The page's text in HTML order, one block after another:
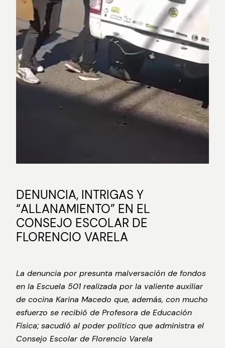
DENUNCIA, INTRIGAS Y
“ALLANAMIENTO” EN EL
CONSEJO ESCOLAR DE
FLORENCIO VARELA
La denuncia por presunta malversación de fondos
en la Escuela 501 realizada por la valiente auxiliar
de cocina Karina Macedo que, además, con mucho
esfuerzo se recibió de Profesora de Educación
Física; sacudió al poder político que administra el
Consejo Escolar de Florencio Varela